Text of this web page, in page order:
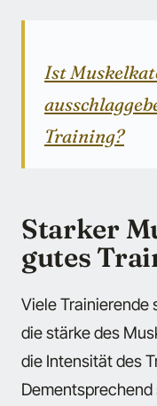
Ist
Training?
Starker
gutes
Viele Trainierende
die stärke des
die Intensität des